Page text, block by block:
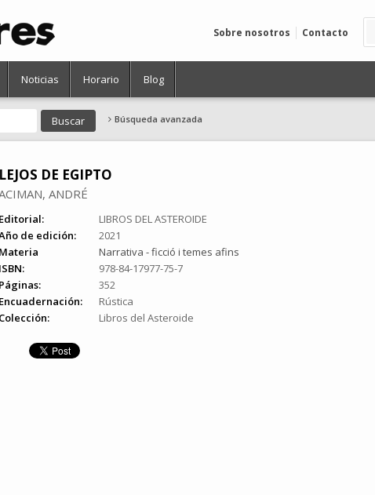
Sobre nosotros Contacto
Noticias Horario Blog
Búsqueda avanzada
LEJOS DE EGIPTO
ANDRÉ
Editorial:
LIBROS DEL ASTEROIDE
de edición:
2021
Materia
Narrativa - ficció i temes afins
ISBN:
978-84-17977-75-7
Páginas:
352
Encuadernación:
Rústica
Colección:
Libros del Asteroide